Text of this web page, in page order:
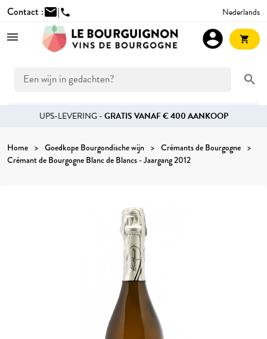
Contact :mail|phone Nederlands
search
account_circle shopping_cart
UPS-LEVERING -GRATIS VANAF € 400 AANKOOP
Home Goedkope Bourgondische wijn
Crémants de Bourgogne
Crémant de Bourgogne Blanc de Blancs - Jaargang 2012